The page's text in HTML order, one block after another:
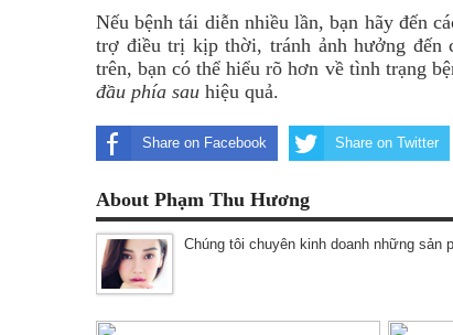
Nếu bệnh tái diễn nhiều lần, bạn hãy đến
trợ điều trị kịp thời, tránh ảnh hưởng đến
trên, bạn có thể hiểu rõ hơn về tình trạng
đầu phía sau hiệu quả.
Share on Facebook Share on Twitter
About Phạm Thu Hương
Chúng tôi chuyên kinh doanh những sản